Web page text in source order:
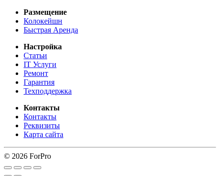
Размещение
Колокейшн
Быстрая Аренда
Настройка
Статьи
IT Услуги
Ремонт
Гарантия
Техподдержка
Контакты
Контакты
Реквизиты
Карта сайта
© 2026 ForPro